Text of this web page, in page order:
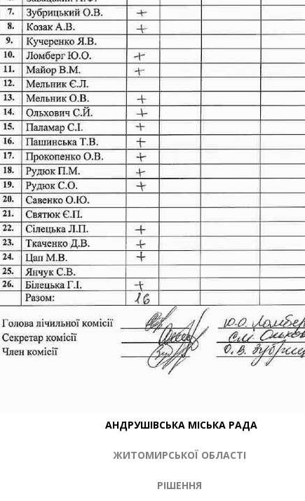
АНДРУШІВСЬКА МІСЬКА РАДА
ЖИТОМИРСЬКОЇ ОБЛАСТІ
РІШЕННЯ